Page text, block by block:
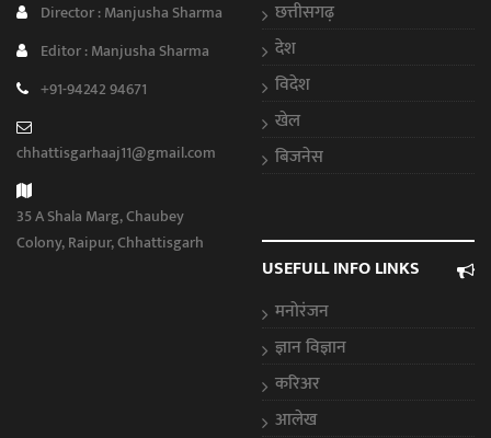
Director : Manjusha Sharma
Editor : Manjusha Sharma
+91-94242 94671
chhattisgarhaaj11@gmail.com
35 A Shala Marg, Chaubey
Colony, Raipur, Chhattisgarh
छत्तीसगढ़
देश
विदेश
खेल
बिजनेस
USEFULL INFO LINKS
मनोरंजन
ज्ञान विज्ञान
करिअर
आलेख